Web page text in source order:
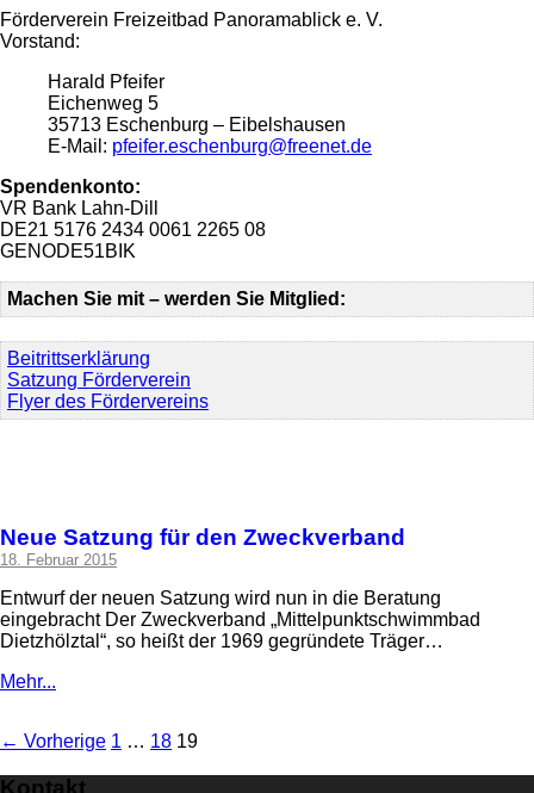
Förderverein Freizeitbad Panoramablick e. V.
Vorstand:
Harald Pfeifer
Eichenweg 5
35713 Eschenburg – Eibelshausen
E-Mail: pfeifer.eschenburg@freenet.de
Spendenkonto:
VR Bank Lahn-Dill
DE21 5176 2434 0061 2265 08
GENODE51BIK
Machen Sie mit – werden Sie Mitglied:
Beitrittserklärung
Satzung Förderverein
Flyer des Fördervereins
Neue Satzung für den Zweckverband
18. Februar 2015
Entwurf der neuen Satzung wird nun in die Beratung
eingebracht Der Zweckverband „Mittelpunktschwimmbad
Dietzhölztal“, so heißt der 1969 gegründete Träger…
Mehr...
← Vorherige 1 … 18 19
Kontakt